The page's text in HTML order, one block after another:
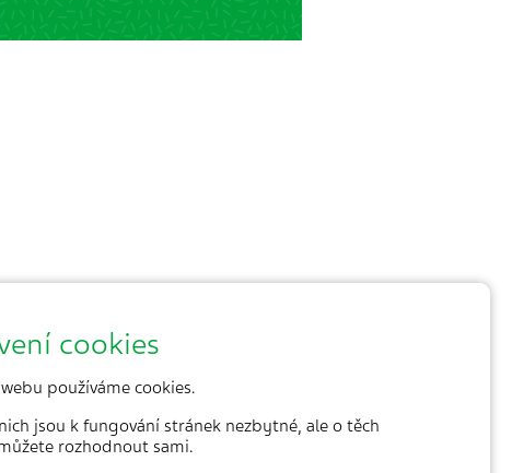
cookies
používáme cookies.
jsou k fungování stránek nezbytné, ale o těch
rozhodnout sami.